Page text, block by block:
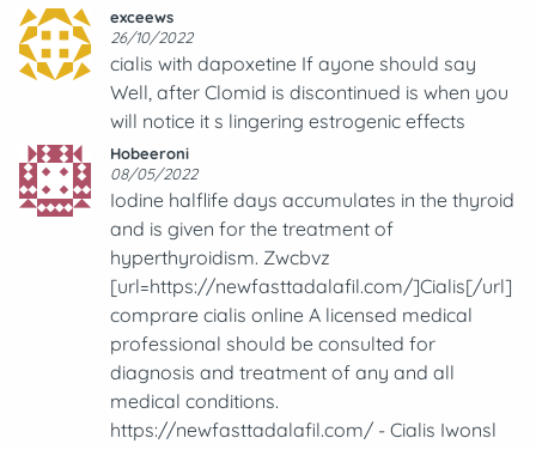
exceews
26/10/2022
cialis with dapoxetine If ayone should say
Well, after Clomid is discontinued is when you
will notice it s lingering estrogenic effects
Hobeeroni
08/05/2022
Iodine halflife days accumulates in the thyroid
and is given for the treatment of
hyperthyroidism. Zwcbvz
[url=https://newfasttadalafil.com/]Cialis[/url]
comprare cialis online A licensed medical
professional should be consulted for
diagnosis and treatment of any and all
medical conditions.
https://newfasttadalafil.com/ - Cialis Iwonsl